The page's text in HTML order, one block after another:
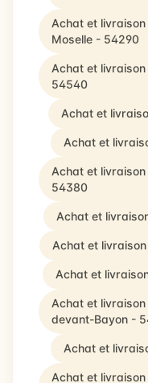
Achat et
Moselle - 54290
Achat et
54540
Achat et
Achat et
Achat et
54380
Achat et
Achat et
Achat et
Achat et
devant-Bayon -
Achat et
Achat et